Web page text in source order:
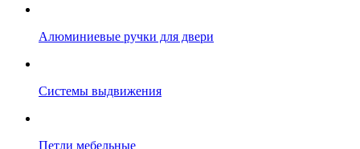
Алюминиевые ручки для двери
Системы выдвижения
Петли мебельные